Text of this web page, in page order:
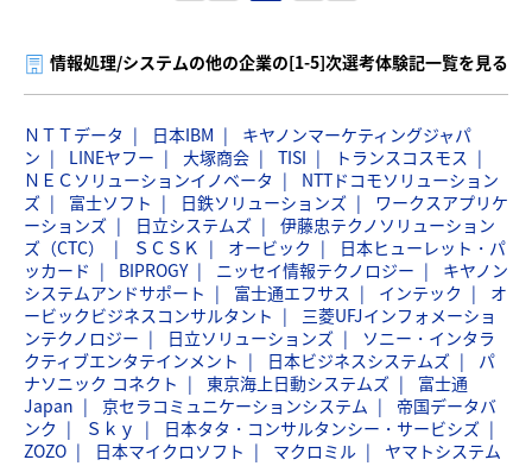
情報処理/システムの他の企業の[1-5]次選考体験記一覧を見る
ＮＴＴデータ 日本IBM
キヤノンマーケティングジャパ
ン
LINEヤフー 大塚商会 TISI
トランスコスモス
ＮＥＣソリューションイノベータ
NTTドコモソリューション
ズ
富士ソフト 日鉄ソリューションズ
ワークスアプリケ
ーションズ
日立システムズ
伊藤忠テクノソリューション
ズ（CTC）
ＳＣＳＫ オービック
日本ヒューレット・パ
ッカード
BIPROGY ニッセイ情報テクノロジー
キヤノン
システムアンドサポート
富士通エフサス インテック
オ
ービックビジネスコンサルタント
三菱UFJインフォメーショ
ンテクノロジー
日立ソリューションズ
ソニー・インタラ
クティブエンタテインメント
日本ビジネスシステムズ
パ
ナソニック コネクト
東京海上日動システムズ
富士通
Japan
京セラコミュニケーションシステム
帝国データバ
ンク
Ｓｋｙ
日本タタ・コンサルタンシー・サービシズ
ZOZO
日本マイクロソフト マクロミル
ヤマトシステム